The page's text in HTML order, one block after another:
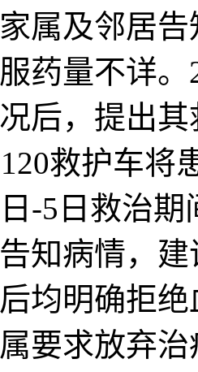
属及邻居
药量不详
后，提出
救护车将
-5日救治
知病情，
均明确拒
要求放弃